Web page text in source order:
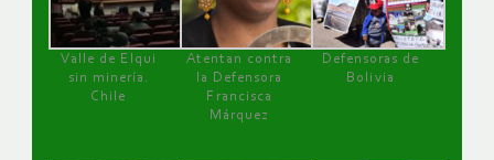
Valle de Elqui
sin minería.
Chile
Atentan contra
la Defensora
Francisca
Márquez
Defensoras de
Bolivia